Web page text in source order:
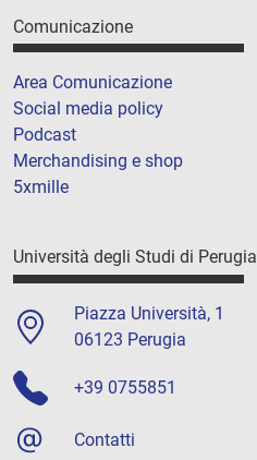
Comunicazione
Area Comunicazione
Social media policy
Podcast
Merchandising e shop
5xmille
Università degli Studi di Perugia
Piazza Università, 1
06123 Perugia
+39 0755851
Contatti